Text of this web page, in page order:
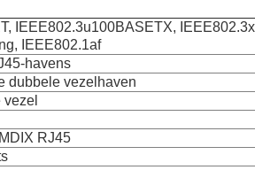
IEEE802.3u100BASETX,
IEEE802.1af
havens
dubbele vezelhaven
RJ45